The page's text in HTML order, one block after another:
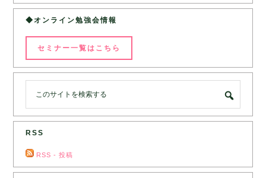
◆オンライン勉強会情報
セミナー一覧はこちら
RSS
RSS - 投稿